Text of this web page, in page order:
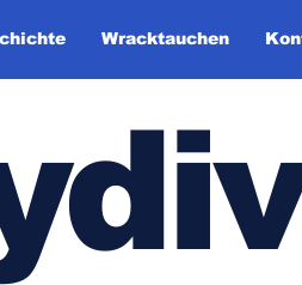
Wracktauchen